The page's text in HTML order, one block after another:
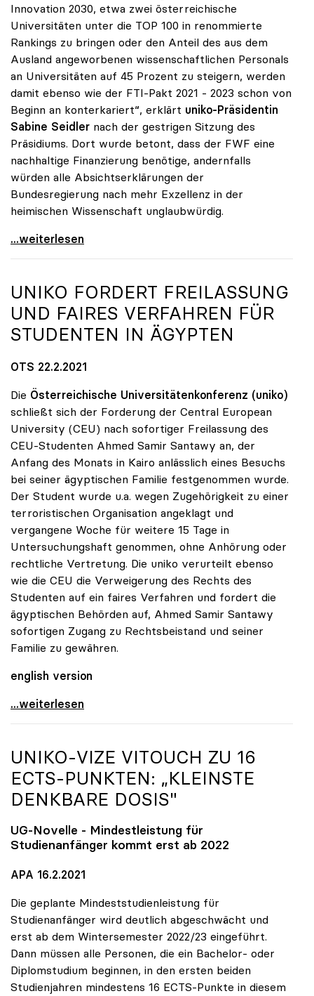
Innovation 2030, etwa zwei österreichische
Universitäten unter die TOP 100 in renommierte
Rankings zu bringen oder den Anteil des aus dem
Ausland angeworbenen wissenschaftlichen Personals
an Universitäten auf 45 Prozent zu steigern, werden
damit ebenso wie der FTI-Pakt 2021 - 2023 schon von
Beginn an konterkariert“, erklärt uniko-Präsidentin
Sabine Seidler nach der gestrigen Sitzung des
Präsidiums. Dort wurde betont, dass der FWF eine
nachhaltige Finanzierung benötige, andernfalls
würden alle Absichtserklärungen der
Bundesregierung nach mehr Exzellenz in der
heimischen Wissenschaft unglaubwürdig.
uniko über Wegfall von Förderungen des
...weiterlesen
UNIKO FORDERT FREILASSUNG
UND FAIRES VERFAHREN FÜR
STUDENTEN IN ÄGYPTEN
OTS 22.2.2021
Die Österreichische Universitätenkonferenz (uniko)
schließt sich der Forderung der Central European
University (CEU) nach sofortiger Freilassung des
CEU-Studenten Ahmed Samir Santawy an, der
Anfang des Monats in Kairo anlässlich eines Besuchs
bei seiner ägyptischen Familie festgenommen wurde.
Der Student wurde u.a. wegen Zugehörigkeit zu einer
terroristischen Organisation angeklagt und
vergangene Woche für weitere 15 Tage in
Untersuchungshaft genommen, ohne Anhörung oder
rechtliche Vertretung. Die uniko verurteilt ebenso
wie die CEU die Verweigerung des Rechts des
Studenten auf ein faires Verfahren und fordert die
ägyptischen Behörden auf, Ahmed Samir Santawy
sofortigen Zugang zu Rechtsbeistand und seiner
Familie zu gewähren.
english version
uniko fordert Freilassung und faires Verfahren für
...weiterlesen
UNIKO-VIZE VITOUCH ZU 16
ECTS-PUNKTEN: „KLEINSTE
DENKBARE DOSIS"
UG-Novelle - Mindestleistung für
Studienanfänger kommt erst ab 2022
APA 16.2.2021
Die geplante Mindeststudienleistung für
Studienanfänger wird deutlich abgeschwächt und
erst ab dem Wintersemester 2022/23 eingeführt.
Dann müssen alle Personen, die ein Bachelor- oder
Diplomstudium beginnen, in den ersten beiden
Studienjahren mindestens 16 ECTS-Punkte in diesem